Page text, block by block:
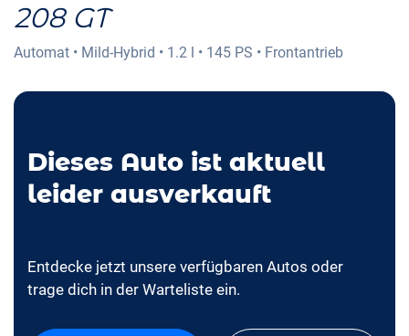
208 GT
Automat • Mild-Hybrid • 1.2 l • 145 PS • Frontantrieb
Dieses Auto ist aktuell
leider ausverkauft
Entdecke jetzt unsere verfügbaren Autos oder
trage dich in der Warteliste ein.